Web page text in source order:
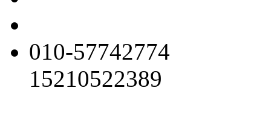
010-57742774
15210522389